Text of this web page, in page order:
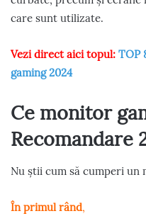
care sunt utilizate.
Vezi direct aici topul: TOP
gaming 2024
Ce monitor
Recomandare
Nu știi cum să cumperi un
În primul rând,